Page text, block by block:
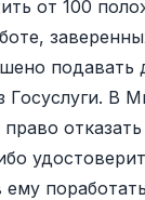
от 100
подавать
Госуслуги. В